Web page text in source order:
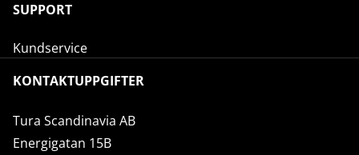
SUPPORT
Kundservice
KONTAKTUPPGIFTER
Tura Scandinavia AB
Energigatan 15B